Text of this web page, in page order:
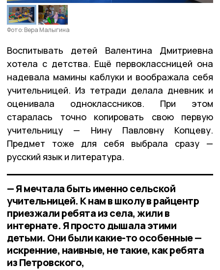
Фото: Вера Малыгина
Воспитывать детей Валентина Дмитриевна
хотела с детства. Ещё первоклассницей она
надевала мамины каблуки и воображала себя
учительницей. Из тетради делала дневник и
оценивала одноклассников. При этом
старалась точно копировать свою первую
учительницу — Нину Павловну Копцеву.
Предмет тоже для себя выбрала сразу —
русский язык и литература.
— Я мечтала быть именно сельской
учительницей. К нам в школу в райцентр
приезжали ребята из села, жили в
интернате. Я просто дышала этими
детьми. Они были какие-то особенные —
искренние, наивные, не такие, как ребята
из Петровского,